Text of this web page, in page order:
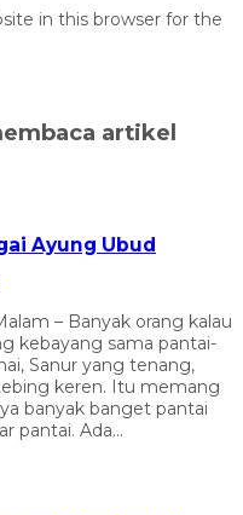
in this browser for the
artikel
Ayung Ubud
– Banyak orang kalau
kebayang sama pantai-
Sanur yang tenang,
keren. Itu memang
banyak banget pantai
pantai. Ada...